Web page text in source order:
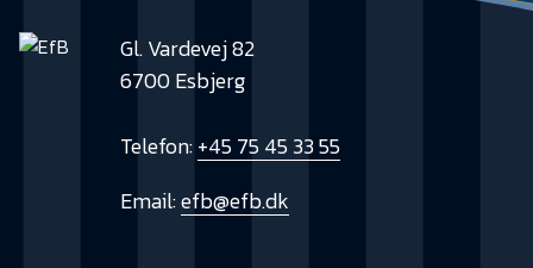
Gl. Vardevej 82
6700 Esbjerg
Telefon:+45 75 45 33 55
Email:efb@efb.dk